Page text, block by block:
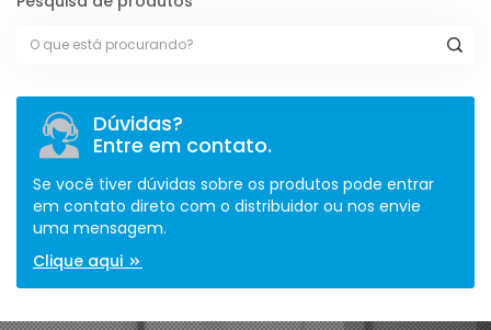
Dúvidas?
Entre em contato.
Se você tiver dúvidas sobre os produtos pode entrar
em contato direto com o distribuidor ou nos envie
uma mensagem.
Clique aqui